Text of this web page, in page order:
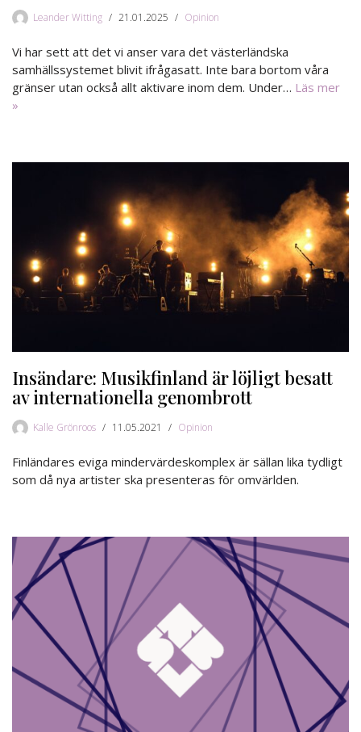
Leander Witting 21.01.2025 Opinion
Vi har sett att det vi anser vara det västerländska
samhällssystemet blivit ifrågasatt. Inte bara bortom våra
gränser utan också allt aktivare inom dem. Under… Läs mer
»
Insändare: Musikfinland är löjligt besatt
av internationella genombrott
Kalle Grönroos 11.05.2021 Opinion
Finländares eviga mindervärdeskomplex är sällan lika tydligt
som då nya artister ska presenteras för omvärlden.